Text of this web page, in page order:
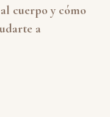
cuerpo y cómo
a